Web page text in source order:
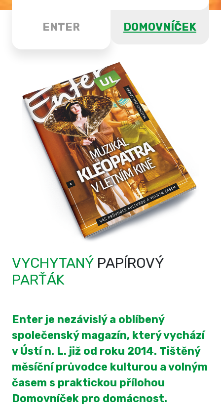
ENTER DOMOVNÍČEK
VYCHYTANÝ PAPÍROVÝ
PARŤÁK
Enter je nezávislý a oblíbený
společenský magazín, který vychází
v Ústí n. L. již od roku 2014. Tištěný
měsíční průvodce kulturou a volným
časem s praktickou přílohou
Domovníček pro domácnost.